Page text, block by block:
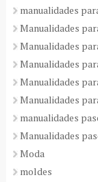
manualidades
Manualidades
Manualidades
Manualidades
Manualidades
Manualidades
manualidades
Manualidades
Moda
moldes